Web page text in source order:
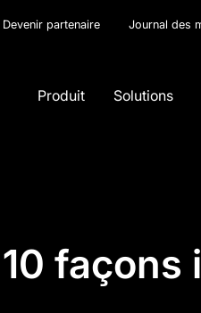
Devenir partenaire Journal des
Produit Solutions
10 façons